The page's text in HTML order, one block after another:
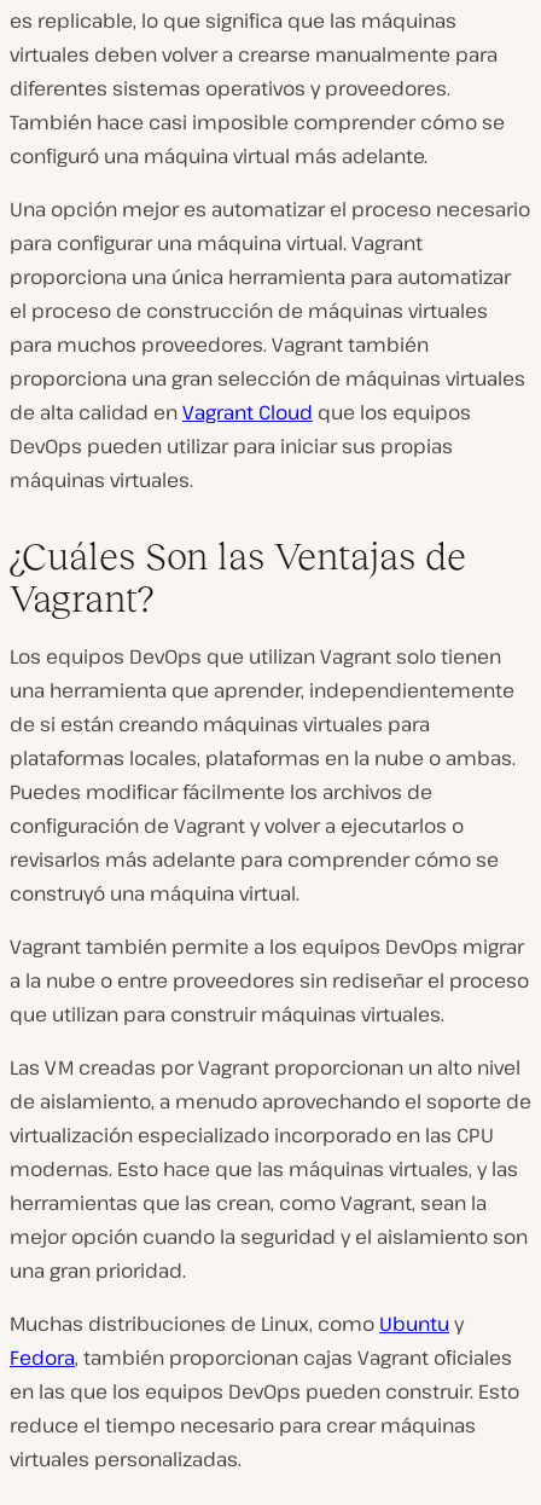
es replicable, lo que significa que las máquinas
virtuales deben volver a crearse manualmente para
diferentes sistemas operativos y proveedores.
También hace casi imposible comprender cómo se
configuró una máquina virtual más adelante.
Una opción mejor es automatizar el proceso necesario
para configurar una máquina virtual. Vagrant
proporciona una única herramienta para automatizar
el proceso de construcción de máquinas virtuales
para muchos proveedores. Vagrant también
proporciona una gran selección de máquinas virtuales
de alta calidad enVagrant Cloud que los equipos
DevOps pueden utilizar para iniciar sus propias
máquinas virtuales.
¿Cuáles Son las Ventajas de
Vagrant?
Los equipos DevOps que utilizan Vagrant solo tienen
una herramienta que aprender, independientemente
de si están creando máquinas virtuales para
plataformas locales, plataformas en la nube o ambas.
Puedes modificar fácilmente los archivos de
configuración de Vagrant y volver a ejecutarlos o
revisarlos más adelante para comprender cómo se
construyó una máquina virtual.
Vagrant también permite a los equipos DevOps migrar
a la nube o entre proveedores sin rediseñar el proceso
que utilizan para construir máquinas virtuales.
Las VM creadas por Vagrant proporcionan un alto nivel
de aislamiento, a menudo aprovechando el soporte de
virtualización especializado incorporado en las CPU
modernas. Esto hace que las máquinas virtuales, y las
herramientas que las crean, como Vagrant, sean la
mejor opción cuando la seguridad y el aislamiento son
una gran prioridad.
Muchas distribuciones de Linux, como Ubuntu y
Fedora, también proporcionan cajas Vagrant oficiales
en las que los equipos DevOps pueden construir. Esto
reduce el tiempo necesario para crear máquinas
virtuales personalizadas.